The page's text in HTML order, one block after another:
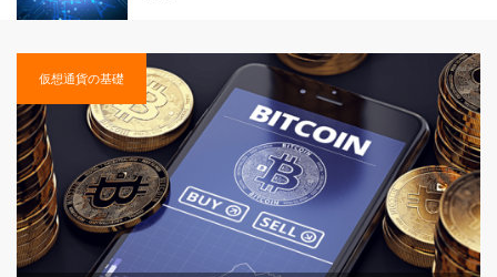
仮想通貨の基礎